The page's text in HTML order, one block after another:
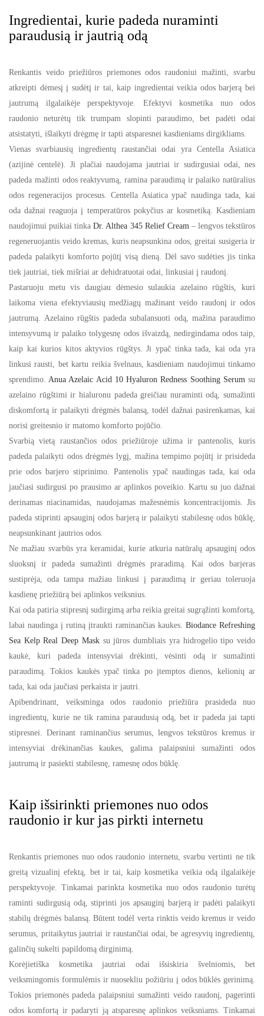
Ingredientai, kurie padeda nuraminti
paraudusią ir jautrią odą
Renkantis veido priežiūros priemones odos raudoniui mažinti, svarbu
atkreipti dėmesį į sudėtį ir tai, kaip ingredientai veikia odos barjerą bei
jautrumą ilgalaikėje perspektyvoje. Efektyvi kosmetika nuo odos
raudonio neturėtų tik trumpam slopinti paraudimo, bet padėti odai
atsistatyti, išlaikyti drėgmę ir tapti atsparesnei kasdieniams dirgikliams.
Vienas svarbiausių ingredientų raustančiai odai yra Centella Asiatica
(azijinė centelė). Ji plačiai naudojama jautriai ir sudirgusiai odai, nes
padeda mažinti odos reaktyvumą, ramina paraudimą ir palaiko natūralius
odos regeneracijos procesus. Centella Asiatica ypač naudinga tada, kai
oda dažnai reaguoja į temperatūros pokyčius ar kosmetiką. Kasdieniam
naudojimui puikiai tinkaDr. Althea 345 Relief Cream– lengvos tekstūros
regeneruojantis veido kremas, kuris neapsunkina odos, greitai susigeria ir
padeda palaikyti komforto pojūtį visą dieną. Dėl savo sudėties jis tinka
tiek jautriai, tiek mišriai ar dehidratuotai odai, linkusiai į raudonį.
Pastaruoju metu vis daugiau dėmesio sulaukia azelaino rūgštis, kuri
laikoma viena efektyviausių medžiagų mažinant veido raudonį ir odos
jautrumą. Azelaino rūgštis padeda subalansuoti odą, mažina paraudimo
intensyvumą ir palaiko tolygesnę odos išvaizdą, nedirgindama odos taip,
kaip kai kurios kitos aktyvios rūgštys. Ji ypač tinka tada, kai oda yra
linkusi rausti, bet kartu reikia švelnaus, kasdieniam naudojimui tinkamo
sprendimo.Anua Azelaic Acid 10 Hyaluron Redness Soothing Serumsu
azelaino rūgštimi ir hialuronu padeda greičiau nuraminti odą, sumažinti
diskomfortą ir palaikyti drėgmės balansą, todėl dažnai pasirenkamas, kai
norisi greitesnio ir matomo komforto pojūčio.
Svarbią vietą raustančios odos priežiūroje užima ir pantenolis, kuris
padeda palaikyti odos drėgmės lygį, mažina tempimo pojūtį ir prisideda
prie odos barjero stiprinimo. Pantenolis ypač naudingas tada, kai oda
jaučiasi sudirgusi po prausimo ar aplinkos poveikio. Kartu su juo dažnai
derinamas niacinamidas, naudojamas mažesnėmis koncentracijomis. Jis
padeda stiprinti apsauginį odos barjerą ir palaikyti stabilesnę odos būklę,
neapsunkinant jautrios odos.
Ne mažiau svarbūs yra keramidai, kurie atkuria natūralų apsauginį odos
sluoksnį ir padeda sumažinti drėgmės praradimą. Kai odos barjeras
sustiprėja, oda tampa mažiau linkusi į paraudimą ir geriau toleruoja
kasdienę priežiūrą bei aplinkos veiksnius.
Kai oda patiria stipresnį sudirgimą arba reikia greitai sugrąžinti komfortą,
labai naudinga į rutiną įtraukti raminančias kaukes. Biodance Refreshing
Sea Kelp Real Deep Masksu jūros dumbliais yra hidrogelio tipo veido
kaukė, kuri padeda intensyviai drėkinti, vėsinti odą ir sumažinti
paraudimą. Tokios kaukės ypač tinka po įtemptos dienos, kelionių ar
tada, kai oda jaučiasi perkaista ir jautri.
Apibendrinant, veiksminga odos raudonio priežiūra prasideda nuo
ingredientų, kurie ne tik ramina paraudusią odą, bet ir padeda jai tapti
stipresnei. Derinant raminančius serumus, lengvos tekstūros kremus ir
intensyviai drėkinančias kaukes, galima palaipsniui sumažinti odos
jautrumą ir pasiekti stabilesnę, ramesnę odos būklę.
Kaip išsirinkti priemones nuo odos
raudonio ir kur jas pirkti internetu
Renkantis priemones nuo odos raudonio internetu, svarbu vertinti ne tik
greitą vizualinį efektą, bet ir tai, kaip kosmetika veikia odą ilgalaikėje
perspektyvoje. Tinkamai parinkta kosmetika nuo odos raudonio turėtų
raminti sudirgusią odą, stiprinti jos apsauginį barjerą ir padėti palaikyti
stabilų drėgmės balansą. Būtent todėl verta rinktis veido kremus ir veido
serumus, pritaikytus jautriai ir raustančiai odai, be agresyvių ingredientų,
galinčių sukelti papildomą dirginimą.
Korėjietiška kosmetika jautriai odai išsiskiria švelniomis, bet
veiksmingomis formulėmis ir nuosekliu požiūriu į odos būklės gerinimą.
Tokios priemonės padeda palaipsniui sumažinti veido raudonį, pagerinti
odos komfortą ir padaryti ją atsparesnę aplinkos veiksniams. Tinkamai